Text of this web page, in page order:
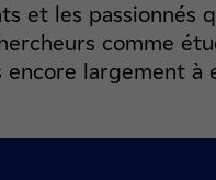
et les passionnés
comme
encore largement à